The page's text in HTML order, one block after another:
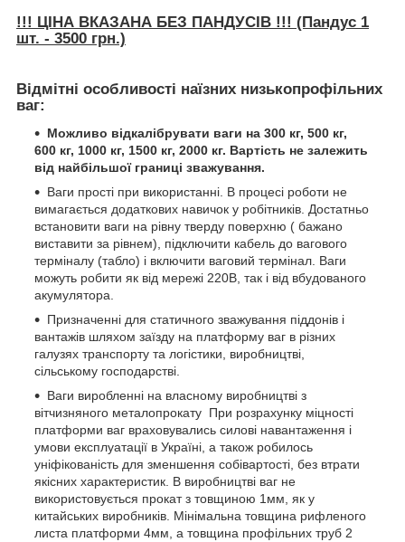
!!! ЦІНА ВКАЗАНА БЕЗ ПАНДУСІВ !!! (Пандус 1
шт. - 3500 грн.)
Відмітні особливості наїзних низькопрофільних
ваг:
Можливо відкалібрувати ваги на 300 кг, 500 кг,
600 кг, 1000 кг, 1500 кг, 2000 кг. Вартість не залежить
від найбільшої границі зважування.
Ваги прості при використанні. В процесі роботи не
вимагається додаткових навичок у робітників. Достатньо
встановити ваги на рівну тверду поверхню ( бажано
виставити за рівнем), підключити кабель до вагового
терміналу (табло) і включити ваговий термінал. Ваги
можуть робити як від мережі 220В, так і від вбудованого
акумулятора.
Призначенні для статичного зважування піддонів і
вантажів шляхом заїзду на платформу ваг в різних
галузях транспорту та логістики, виробництві,
сільському господарстві.
Ваги виробленні на власному виробництві з
вітчизняного металопрокату При розрахунку міцності
платформи ваг враховувались силові навантаження і
умови експлуатації в Україні, а також робилось
уніфікованість для зменшення собівартості, без втрати
якісних характеристик. В виробництві ваг не
використовується прокат з товщиною 1мм, як у
китайських виробників. Мінімальна товщина рифленого
листа платформи 4мм, а товщина профільних труб 2